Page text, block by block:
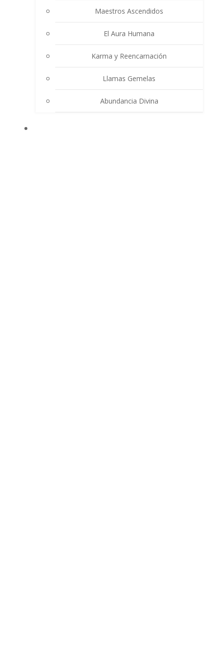
Maestros Ascendidos
El Aura Humana
Karma y Reencarnación
Llamas Gemelas
Abundancia Divina